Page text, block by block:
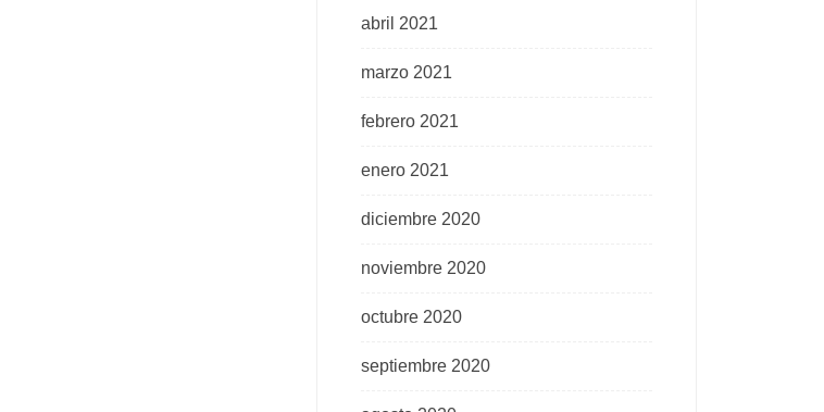
abril 2021
marzo 2021
febrero 2021
enero 2021
diciembre 2020
noviembre 2020
octubre 2020
septiembre 2020